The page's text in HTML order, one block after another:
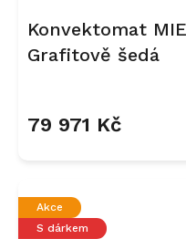
Konvektomat
Grafitově šedá
79 971 Kč
Akce
S dárkem